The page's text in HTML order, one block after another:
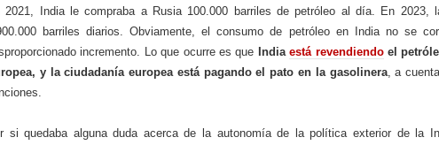
2021, India le compraba a Rusia 100.000 barriles de petróleo al día. En 2023,
barriles diarios. Obviamente, el consumo de petróleo en India no se
incremento. Lo que ocurre es que Indiaestá revendiendoel
y la ciudadanía europea está pagando el pato en la gasolinera, a
si quedaba alguna duda acerca de la autonomía de la política exterior de la